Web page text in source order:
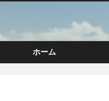
ホーム